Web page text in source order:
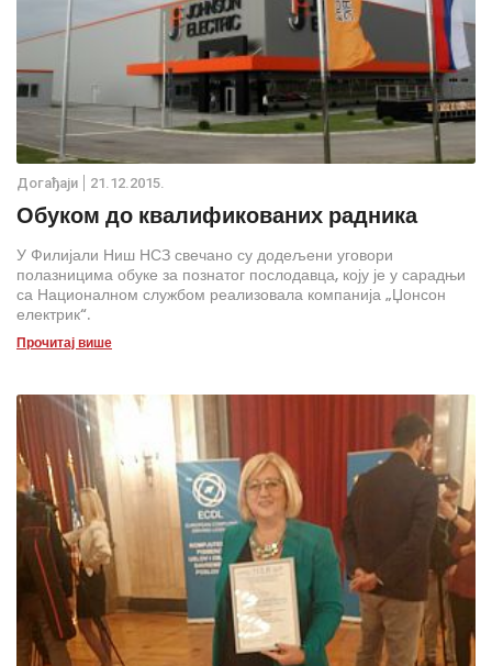
Дoгађаjи 21.12.2015.
Обуком до квалификованих радника
У Филијали Ниш НСЗ свечано су додељени уговори
полазницима обуке за познатог послодавца, коју је у сарадњи
са Националном службом реализовала компанија „Џонсон
електрик“.
Прочитај више